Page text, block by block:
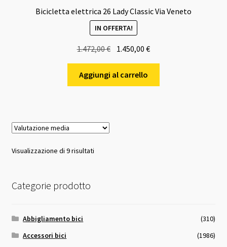
Bicicletta elettrica 26 Lady Classic Via Veneto
IN OFFERTA!
1.472,00€
prezzo
originale
era:
1.450,00€Il
prezzo
è:
Aggiungi al carrello
Visualizzazione di 9 risultatiValutazione
Categorie prodotto
Abbigliamento bici
(310)
Accessori bici
(1986)